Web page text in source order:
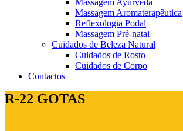
Massagem Aromaterapêutica
Reflexologia Podal
Massagem Pré-natal
Cuidados de Beleza Natural
Cuidados de Rosto
Cuidados de Corpo
Contactos
R-22 GOTAS